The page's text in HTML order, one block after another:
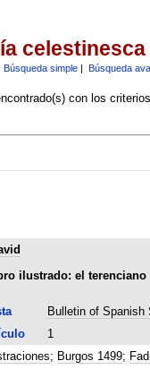
celestinesca
Búsqueda simple| Búsqueda
con los
ilustrado: el
Bulletin of Spanish
1
; Burgos 1499;